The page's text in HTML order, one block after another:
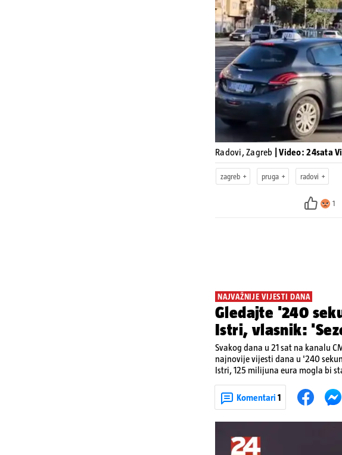
Radovi, Zagreb | Video: 24sata
zagreb pruga radovi
1
NAJVAŽNIJE VIJESTI DANA
Gledajte '240
Istri, vlasnik:
Svakog dana u 21 sat na kanalu
najnovije vijesti dana u '240
Istri, 125 milijuna eura mogla bi
Komentari 1